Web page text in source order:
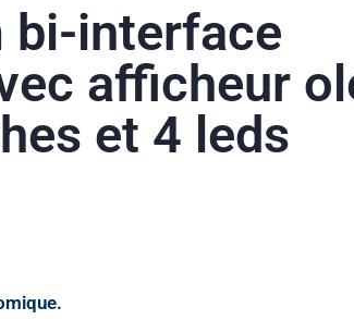
bi-interface
afficheur
et 4 leds